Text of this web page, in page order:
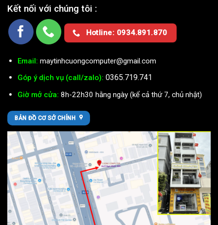
Kết nối với chúng tôi :
Hotline: 0934.891.870
Email: maytinhcuongcomputer@gmail.com
Góp ý dịch vụ (call/zalo): 0365.719.741
Giờ mở cửa: 8h-22h30 hằng ngày (kể cả thứ 7, chủ nhật)
BẢN ĐỒ CƠ SỞ CHÍNH